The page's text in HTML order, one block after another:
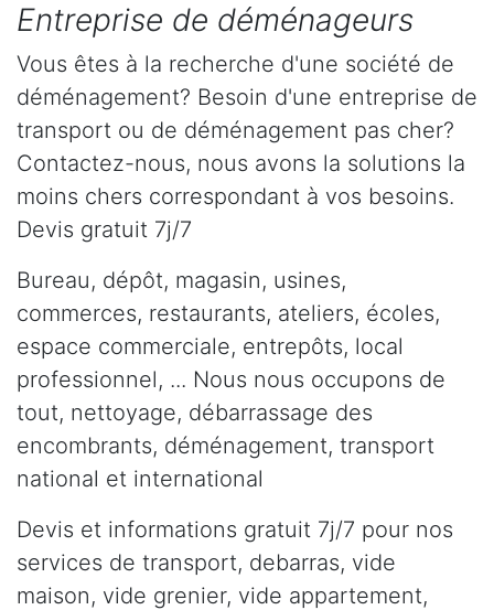
Entreprise de déménageurs
Vous êtes à la recherche d'une société de
déménagement? Besoin d'une entreprise de
transport ou de déménagement pas cher?
Contactez-nous, nous avons la solutions la
moins chers correspondant à vos besoins.
Devis gratuit 7j/7
Bureau, dépôt, magasin, usines,
commerces, restaurants, ateliers, écoles,
espace commerciale, entrepôts, local
professionnel, ... Nous nous occupons de
tout, nettoyage, débarrassage des
encombrants, déménagement, transport
national et international
Devis et informations gratuit 7j/7 pour nos
services de transport, debarras, vide
maison, vide grenier, vide appartement,